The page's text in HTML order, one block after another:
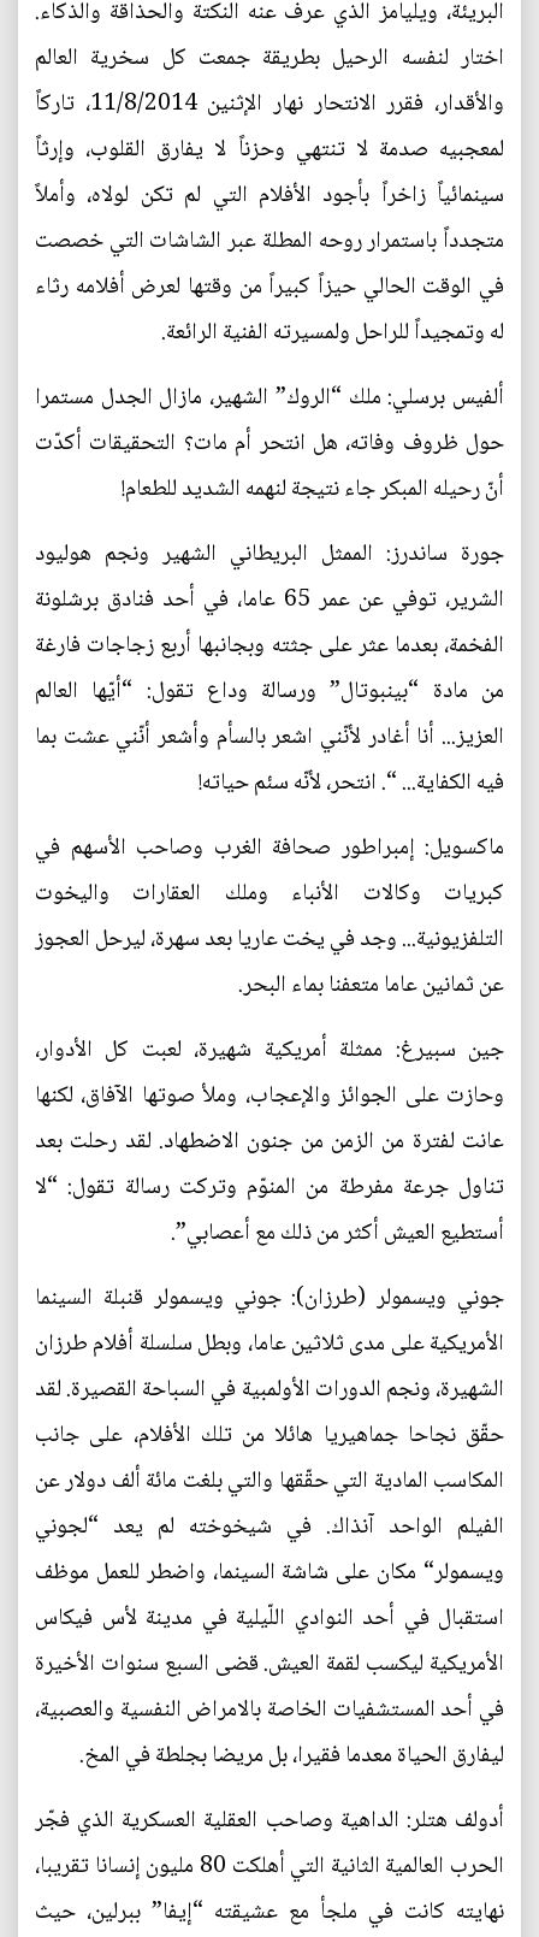
البريئة، ويليامز الذي عرف عنه النكتة والحذاقة والذكاء.
اختار لنفسه الرحيل بطريقة جمعت كل سخرية العالم
والأقدار، فقرر الانتحار نهار الإثنين 11/8/2014، تاركاً
لمعجبيه صدمة لا تنتهي وحزناً لا يفارق القلوب، وإرثاً
سينمائياً زاخراً بأجود الأفلام التي لم تكن لولاه، وأملاً
متجدداً باستمرار روحه المطلة عبر الشاشات التي خصصت
في الوقت الحالي حيزاً كبيراً من وقتها لعرض أفلامه رثاء
له وتمجيداً للراحل ولمسيرته الفنية الرائعة.
ألفيس برسلي: ملك “الروك” الشهير، مازال الجدل مستمرا
حول ظروف وفاته، هل انتحر أم مات؟ التحقيقات أكدّت
أنّ رحيله المبكر جاء نتيجة لنهمه الشديد للطعام!
جورة ساندرز: الممثل البريطاني الشهير ونجم هوليود
الشرير، توفي عن عمر 65 عاما، في أحد فنادق برشلونة
الفخمة، بعدما عثر على جثته وبجانبها أربع زجاجات فارغة
من مادة “بينبوتال” ورسالة وداع تقول: “أيّها العالم
العزيز... أنا أغادر لأنّني اشعر بالسأم وأشعر أنّني عشت بما
فيه الكفاية... “. انتحر، لأنّه سئم حياته!
ماكسويل: إمبراطور صحافة الغرب وصاحب الأسهم في
كبريات وكالات الأنباء وملك العقارات واليخوت
التلفزيونية... وجد في يخت عاريا بعد سهرة، ليرحل العجوز
عن ثمانين عاما متعفنا بماء البحر.
جين سبيرغ: ممثلة أمريكية شهيرة، لعبت كل الأدوار،
وحازت على الجوائز والإعجاب، وملأ صوتها الآفاق، لكنها
عانت لفترة من الزمن من جنون الاضطهاد. لقد رحلت بعد
تناول جرعة مفرطة من المنوّم وتركت رسالة تقول: “لا
أستطيع العيش أكثر من ذلك مع أعصابي”.
جوني ويسمولر (طرزان): جوني ويسمولر قنبلة السينما
الأمريكية على مدى ثلاثين عاما، وبطل سلسلة أفلام طرزان
الشهيرة، ونجم الدورات الأولمبية في السباحة القصيرة. لقد
حقّق نجاحا جماهيريا هائلا من تلك الأفلام، على جانب
المكاسب المادية التي حقّقها والتي بلغت مائة ألف دولار عن
الفيلم الواحد آنذاك. في شيخوخته لم يعد “لجوني
ويسمولر“ مكان على شاشة السينما، واضطر للعمل موظف
استقبال في أحد النوادي اللّيلية في مدينة لأس فيكاس
الأمريكية ليكسب لقمة العيش. قضى السبع سنوات الأخيرة
في أحد المستشفيات الخاصة بالامراض النفسية والعصبية،
ليفارق الحياة معدما فقيرا، بل مريضا بجلطة في المخ.
أدولف هتلر: الداهية وصاحب العقلية العسكرية الذي فجّر
الحرب العالمية الثانية التي أهلكت 80 مليون إنسانا تقريبا،
نهايته كانت في ملجأ مع عشيقته “إيفا” ببرلين، حيث